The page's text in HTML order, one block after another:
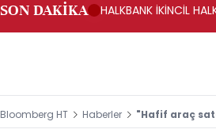
SON DAKİKA
HALKBANK İKİNCİL
Bloomberg HT Haberler "Hafif araç